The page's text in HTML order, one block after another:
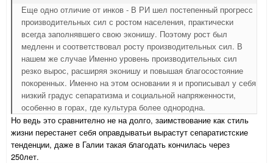
Еще одно отличие от инков - В РИ шел постепенный прогресс
производительных сил с ростом населения, практически
всегда заполнявшего свою эконишу. Поэтому рост был
медленн и соответствовал росту производительных сил. В
нашем же случае Именно уровень производительных сил
резко вырос, расширяя эконишу и повышая благосостояние
покоренных. Именно на этом основании я и прописывал у себя
низкий градус сепаратизма и социальной напряженности,
особенно в горах, где культура более однородна.
Но ведь это сравнително не на долго, заимствование как стиль
жизни перестанет себя оправдыватьи вырастут сепаратистские
тенденции, даже в Галии такая благодать кончилась через
250лет.